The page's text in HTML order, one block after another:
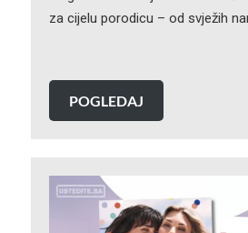
za cijelu porodicu – od svježih
POGLEDAJ